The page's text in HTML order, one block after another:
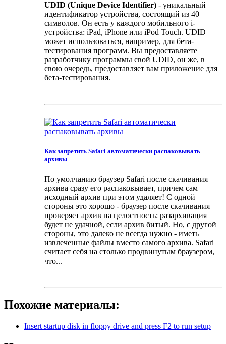
UDID (Unique Device Identifier) - уникальный
идентификатор устройства, состоящий из 40
символов. Он есть у каждого мобильного i-
устройства: iPad, iPhone или iPod Touch. UDID
может использоваться, например, для бета-
тестирования программ. Вы предоставляете
разработчику программы свой UDID, он же, в
свою очередь, предоставляет вам приложение для
бета-тестирования.
Как запретить Safari автоматически распаковывать
архивы
По умолчанию браузер Safari после скачивания
архива сразу его распаковывает, причем сам
исходный архив при этом удаляет! С одной
стороны это хорошо - браузер после скачивания
проверяет архив на целостность: разархивация
будет не удачной, если архив битый. Но, с другой
стороны, это далеко не всегда нужно - иметь
извлеченные файлы вместо самого архива. Safari
считает себя на столько продвинутым браузером,
что...
Похожие материалы:
Insert startup disk in floppy drive and press F2 to run setup